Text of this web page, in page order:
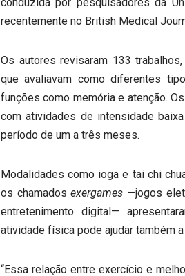
recentemente no British Medical
Os autores revisaram 133
que avaliavam como diferentes
funções como memória e atenção.
com atividades de intensidade
período de um a três meses.
Modalidades como ioga e tai chi
os chamadosexergames —jogos
entretenimento digital—
atividade física pode ajudar também
“Essa relação entre exercício e